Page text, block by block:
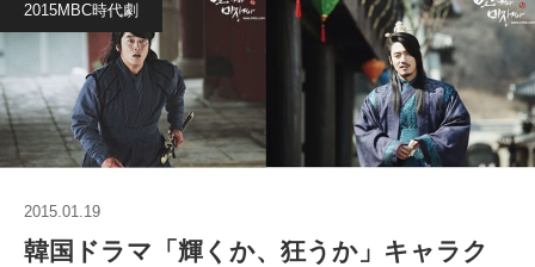
2015MBC時代劇
2015.01.19
韓国ドラマ「輝くか、狂うか」キャラク